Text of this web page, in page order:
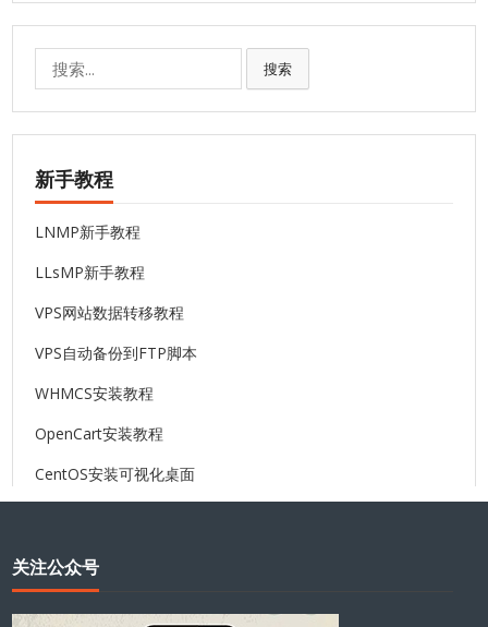
搜索
新手教程
LNMP新手教程
LLsMP新手教程
VPS网站数据转移教程
VPS自动备份到FTP脚本
WHMCS安装教程
OpenCart安装教程
CentOS安装可视化桌面
关注公众号